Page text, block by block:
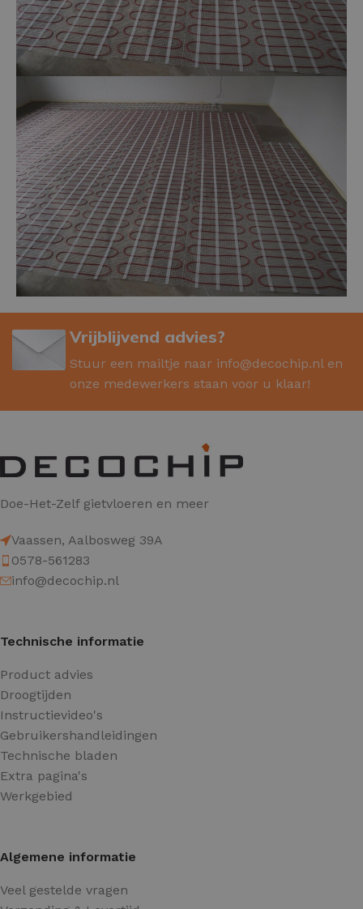
Vrijblijvend advies?
Stuur een mailtje naar info@decochip.nlen
onze medewerkers staan voor u klaar!
Doe-Het-Zelf gietvloeren en meer
Vaassen, Aalbosweg 39A
0578-561283
info@decochip.nl
Technische informatie
Product advies
Droogtijden
Instructievideo's
Gebruikershandleidingen
Technische bladen
Extra pagina's
Werkgebied
Algemene informatie
Veel gestelde vragen